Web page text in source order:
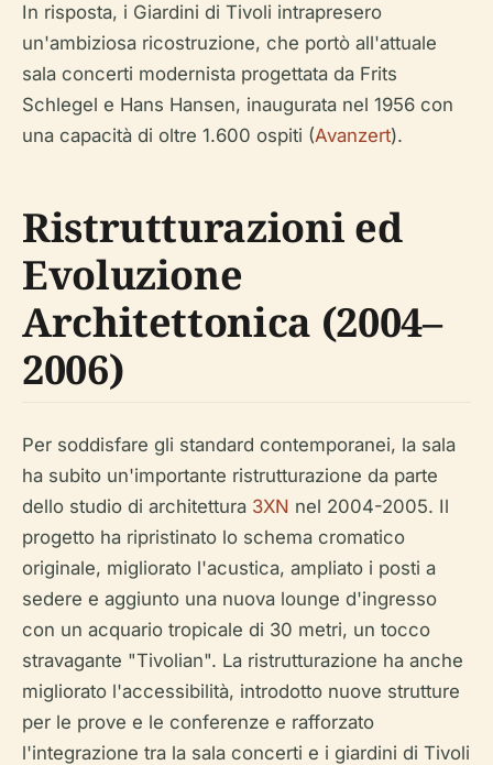
In risposta, i Giardini di Tivoli intrapresero
un'ambiziosa ricostruzione, che portò all'attuale
sala concerti modernista progettata da Frits
Schlegel e Hans Hansen, inaugurata nel 1956 con
una capacità di oltre 1.600 ospiti (Avanzert).
Ristrutturazioni ed
Evoluzione
Architettonica (2004–
2006)
Per soddisfare gli standard contemporanei, la sala
ha subito un'importante ristrutturazione da parte
dello studio di architettura 3XN nel 2004-2005. Il
progetto ha ripristinato lo schema cromatico
originale, migliorato l'acustica, ampliato i posti a
sedere e aggiunto una nuova lounge d'ingresso
con un acquario tropicale di 30 metri, un tocco
stravagante "Tivolian". La ristrutturazione ha anche
migliorato l'accessibilità, introdotto nuove strutture
per le prove e le conferenze e rafforzato
l'integrazione tra la sala concerti e i giardini di Tivoli